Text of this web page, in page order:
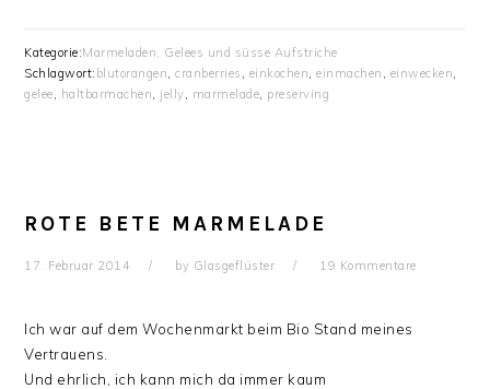
Kategorie:Marmeladen, Gelees und süsse Aufstriche
Schlagwort: blutorangen,cranberries , einkochen,einmachen , einwecken,
gelee, haltbarmachen, jelly, marmelade, preserving
ROTE BETE MARMELADE
17. Februar 2014 by Glasgeflüster 19 Kommentare
Ich war auf dem Wochenmarkt beim Bio Stand meines
Vertrauens.
Und ehrlich, ich kann mich da immer kaum